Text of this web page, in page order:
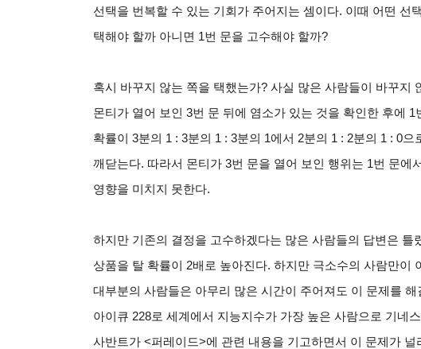
선택을 번복할 수 있는 기회가 주어지는 셈이다. 이때 어떤 선
택해야 할까 아니면 1번 문을 고수해야 할까?
혹시 바꾸지 않는 쪽을 택했는가? 사실 많은 사람들이 바꾸지
몬티가 열어 보인 3번 문 뒤에 염소가 있는 것을 확인한 후에
확률이 3분의 1 : 3분의 1 : 3분의 1에서 2분의 1 : 2분의 1 : 0
깨닫는다. 따라서 몬티가 3번 문을 열어 보인 행위는 1번 문에
영향을 미치지 못한다.
하지만 기존의 결정을 고수하겠다는 많은 사람들의 답변은 틀
상품을 탈 확률이 2배로 높아진다. 하지만 극소수의 사람만이
대부분의 사람들은 아무리 많은 시간이 주어져도 이 문제를
아이큐 228로 세계에서 지능지수가 가장 높은 사람으로 기네
사반트가 <퍼레이드>에 관련 내용을 기고하면서 이 문제가